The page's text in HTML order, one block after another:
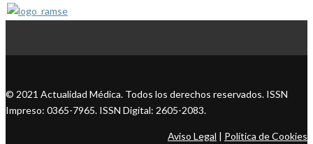
© 2021 Actualidad Médica. Todos los derechos reservados. ISSN
Impreso: 0365-7965. ISSN Digital: 2605-2083.
Aviso Legal | Política de Cookies